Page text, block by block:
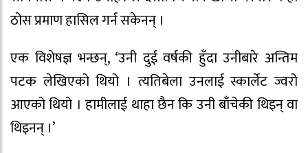
ठोस प्रमाण हासिल गर्न सकेनन् ।
एक विशेषज्ञ भन्छन्, ‘उनी दुई वर्षकी हुँदा उनीबारे अन्तिम
पटक लेखिएको थियो । त्यतिबेला उनलाई स्कार्लेट ज्वरो
आएको थियो । हामीलाई थाहा छैन कि उनी बाँचेकी थिइन् वा
थिइनन् ।’